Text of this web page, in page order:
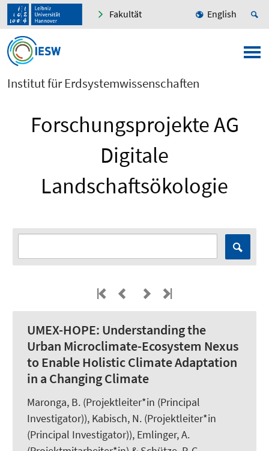
Fakultät English
Institut für Erdsystemwissenschaften
Forschungsprojekte AG
Digitale
Landschaftsökologie
UMEX-HOPE: Understanding the
Urban Microclimate-Ecosystem Nexus
to Enable Holistic Climate Adaptation
in a Changing Climate
Maronga, B. (Projektleiter*in (Principal
Investigator)), Kabisch, N. (Projektleiter*in
(Principal Investigator)), Emlinger, A.